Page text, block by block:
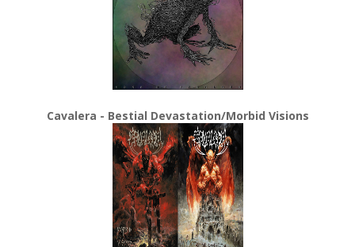
Cavalera - Bestial Devastation/Morbid Visions